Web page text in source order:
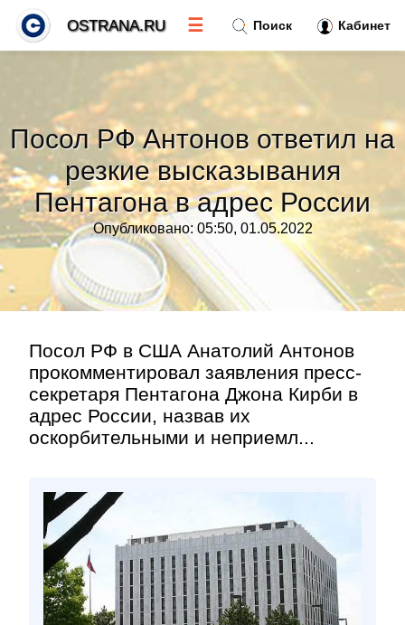
Посол РФ Антонов ответил на
резкие высказывания
Пентагона в адрес России
Опубликовано: 05:50, 01.05.2022
Посол РФ в США Анатолий Антонов
прокомментировал заявления пресс-
секретаря Пентагона Джона Кирби в
адрес России, назвав их
оскорбительными и неприемл...
Поиск Кабинет
OSTRANA.RU ☰
Тренды новостей»
Рубрики»
Правила
Контакт»